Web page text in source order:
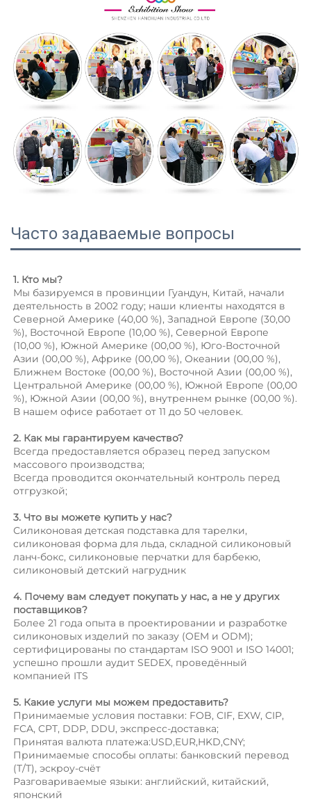
Часто задаваемые вопросы
1. Кто мы?
Мы базируемся в провинции Гуандун, Китай, начали
деятельность в 2002 году; наши клиенты находятся в
Северной Америке (40,00 %), Западной Европе (30,00
%), Восточной Европе (10,00 %), Северной Европе
(10,00 %), Южной Америке (00,00 %), Юго-Восточной
Азии (00,00 %), Африке (00,00 %), Океании (00,00 %),
Ближнем Востоке (00,00 %), Восточной Азии (00,00 %),
Центральной Америке (00,00 %), Южной Европе (00,00
%), Южной Азии (00,00 %), внутреннем рынке (00,00 %).
В нашем офисе работает от 11 до 50 человек.
2. Как мы гарантируем качество?
Всегда предоставляется образец перед запуском
массового производства;
Всегда проводится окончательный контроль перед
отгрузкой;
3. Что вы можете купить у нас?
Силиконовая детская подставка для тарелки,
силиконовая форма для льда, складной силиконовый
ланч-бокс, силиконовые перчатки для барбекю,
силиконовый детский нагрудник
4. Почему вам следует покупать у нас, а не у других
поставщиков?
Более 21 года опыта в проектировании и разработке
силиконовых изделий по заказу (OEM и ODM);
сертифицированы по стандартам ISO 9001 и ISO 14001;
успешно прошли аудит SEDEX, проведённый
компанией ITS
5. Какие услуги мы можем предоставить?
Принимаемые условия поставки: FOB, CIF, EXW, CIP,
FCA, CPT, DDP, DDU, экспресс-доставка;
Принятая валюта платежа:USD,EUR,HKD,CNY;
Принимаемые способы оплаты: банковский перевод
(T/T), эскроу-счёт
Разговариваемые языки: английский, китайский,
японский